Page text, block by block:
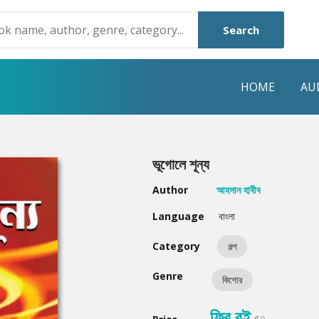
Search
HOME
Humayun Ahmed
Mouri Morium
Hot & New
ভূগোলে শূন্য
Author
আহসান হাবীব
Language
বাংলা
Category গল্প
Genre কিশোর